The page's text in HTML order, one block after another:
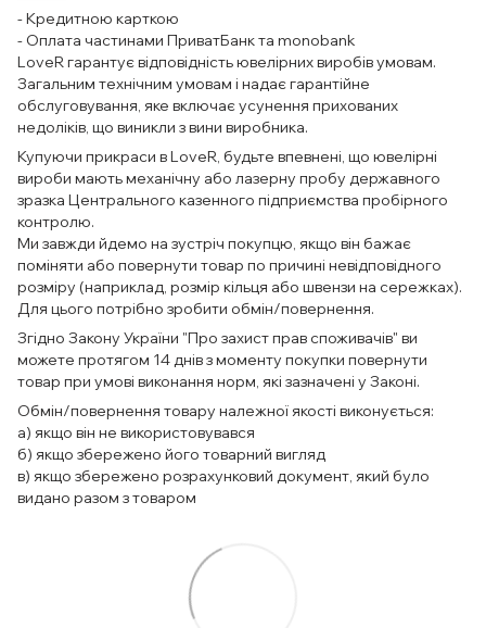
- Кредитною карткою
- Оплата частинами ПриватБанк та monobank
LoveR гарантує відповідність ювелірних виробів умовам.
Загальним технічним умовам і надає гарантійне
обслуговування, яке включає усунення прихованих
недоліків, що виникли з вини виробника.
Купуючи прикраси в LoveR, будьте впевнені, що ювелірні
вироби мають механічну або лазерну пробу державного
зразка Центрального казенного підприємства пробірного
контролю.
Ми завжди йдемо на зустріч покупцю, якщо він бажає
поміняти або повернути товар по причині невідповідного
розміру (наприклад, розмір кільця або швензи на сережках).
Для цього потрібно зробити обмін/повернення.
Згідно Закону України "Про захист прав споживачів" ви
можете протягом 14 днів з моменту покупки повернути
товар при умові виконання норм, які зазначені у Законі.
Обмін/повернення товару належної якості виконується:
а) якщо він не використовувався
б) якщо збережено його товарний вигляд
в) якщо збережено розрахунковий документ, який було
видано разом з товаром